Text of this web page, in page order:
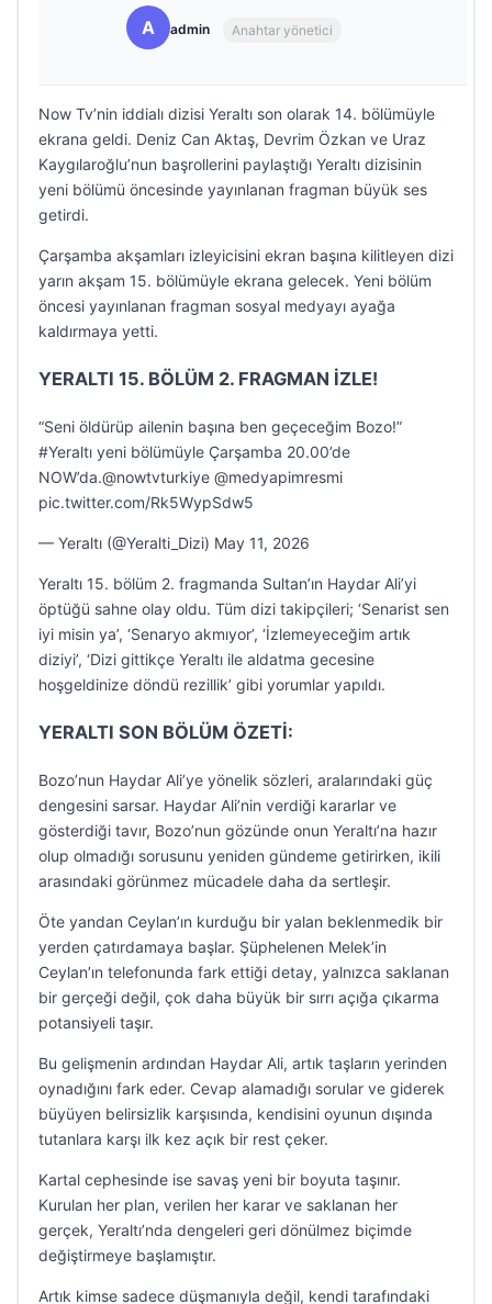
A admin Anahtar yönetici
Now Tv’nin iddialı dizisi Yeraltı son olarak 14. bölümüyle
ekrana geldi. Deniz Can Aktaş, Devrim Özkan ve Uraz
Kaygılaroğlu’nun başrollerini paylaştığı Yeraltı dizisinin
yeni bölümü öncesinde yayınlanan fragman büyük ses
getirdi.
Çarşamba akşamları izleyicisini ekran başına kilitleyen dizi
yarın akşam 15. bölümüyle ekrana gelecek. Yeni bölüm
öncesi yayınlanan fragman sosyal medyayı ayağa
kaldırmaya yetti.
YERALTI 15. BÖLÜM 2. FRAGMAN İZLE!
“Seni öldürüp ailenin başına ben geçeceğim Bozo!”
#Yeraltı yeni bölümüyle Çarşamba 20.00’de
NOW’da.@nowtvturkiye @medyapimresmi
pic.twitter.com/Rk5WypSdw5
— Yeraltı (@Yeralti_Dizi) May 11, 2026
Yeraltı 15. bölüm 2. fragmanda Sultan’ın Haydar Ali’yi
öptüğü sahne olay oldu. Tüm dizi takipçileri; ‘Senarist sen
iyi misin ya’, ‘Senaryo akmıyor’, ‘İzlemeyeceğim artık
diziyi’, ‘Dizi gittikçe Yeraltı ile aldatma gecesine
hoşgeldinize döndü rezillik’ gibi yorumlar yapıldı.
YERALTI SON BÖLÜM ÖZETİ:
Bozo’nun Haydar Ali’ye yönelik sözleri, aralarındaki güç
dengesini sarsar. Haydar Ali’nin verdiği kararlar ve
gösterdiği tavır, Bozo’nun gözünde onun Yeraltı’na hazır
olup olmadığı sorusunu yeniden gündeme getirirken, ikili
arasındaki görünmez mücadele daha da sertleşir.
Öte yandan Ceylan’ın kurduğu bir yalan beklenmedik bir
yerden çatırdamaya başlar. Şüphelenen Melek’in
Ceylan’ın telefonunda fark ettiği detay, yalnızca saklanan
bir gerçeği değil, çok daha büyük bir sırrı açığa çıkarma
potansiyeli taşır.
Bu gelişmenin ardından Haydar Ali, artık taşların yerinden
oynadığını fark eder. Cevap alamadığı sorular ve giderek
büyüyen belirsizlik karşısında, kendisini oyunun dışında
tutanlara karşı ilk kez açık bir rest çeker.
Kartal cephesinde ise savaş yeni bir boyuta taşınır.
Kurulan her plan, verilen her karar ve saklanan her
gerçek, Yeraltı’nda dengeleri geri dönülmez biçimde
değiştirmeye başlamıştır.
Artık kimse sadece düşmanıyla değil, kendi tarafındaki